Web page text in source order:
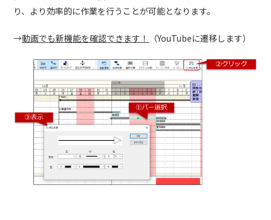
り、より効率的に作業を行うことが可能となります。
→動画でも新機能を確認できます！ （YouTubeに遷移します）